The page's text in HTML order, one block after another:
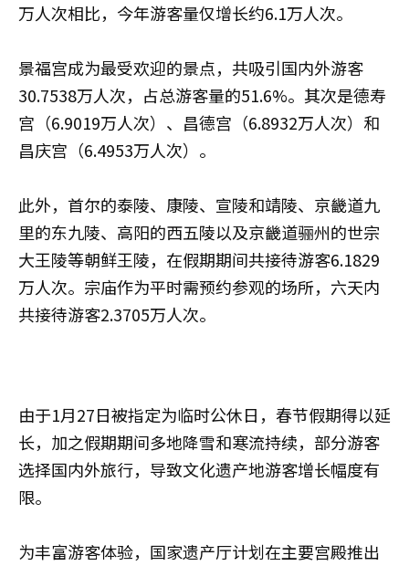
万人次相比，今年游客量仅增长约6.1万人次。
景福宫成为最受欢迎的景点，共吸引国内外游客
30.7538万人次，占总游客量的51.6%。其次是德寿
宫（6.9019万人次）、昌德宫（6.8932万人次）和
昌庆宫（6.4953万人次）。
此外，首尔的泰陵、康陵、宣陵和靖陵、京畿道九
里的东九陵、高阳的西五陵以及京畿道骊州的世宗
大王陵等朝鲜王陵，在假期期间共接待游客6.1829
万人次。宗庙作为平时需预约参观的场所，六天内
共接待游客2.3705万人次。
由于1月27日被指定为临时公休日，春节假期得以延
长，加之假期期间多地降雪和寒流持续，部分游客
选择国内外旅行，导致文化遗产地游客增长幅度有
限。
为丰富游客体验，国家遗产厅计划在主要宫殿推出